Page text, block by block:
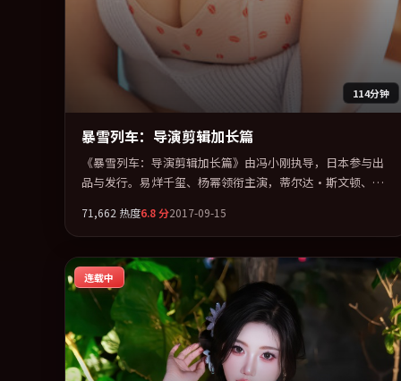
114分钟
暴雪列车：导演剪辑加长篇
《暴雪列车：导演剪辑加长篇》由冯小刚执导，日本参与出
品与发行。易烊千玺、杨幂领衔主演，蒂尔达·斯文顿、梁
人的过去。全片以「科幻」类型为骨架，在叙事、表演与视
听上力求统一。定于 2017-04-05 在内地院线及主流平台同步
亮相，2017 年度话题片中口碑稳健，适合喜欢强情节与人物
弧光的观众完整观看。
71,662 热度6.8分2017-09-15
连载中